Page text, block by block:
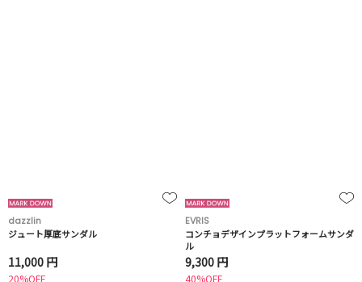
dazzlin
ジュート厚底サンダル
11,000 円
20%OFF
EVRIS
コンチョデザインプラットフォームサンダ
ル
9,300 円
40%OFF